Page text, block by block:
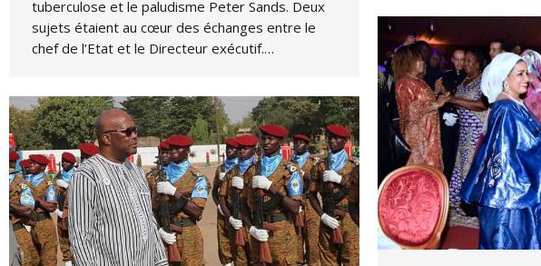
tuberculose et le paludisme Peter Sands. Deux
sujets étaient au cœur des échanges entre le
chef de l’Etat et le Directeur exécutif.…